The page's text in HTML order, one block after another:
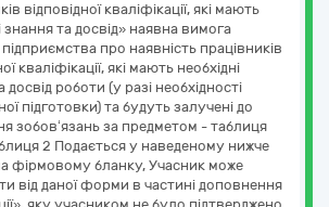
відповідної кваліфікації, які мають
знання та досвід» наявна вимога
про наявність працівників
кваліфікації, які мають необхідні
досвід роботи (у разі необхідності
підготовки) та будуть залучені до
зобов‘язань за предметом - таблиця
2 Подається у наведеному нижче
фірмовому бланку, Учасник може
від даної форми в частині доповнення